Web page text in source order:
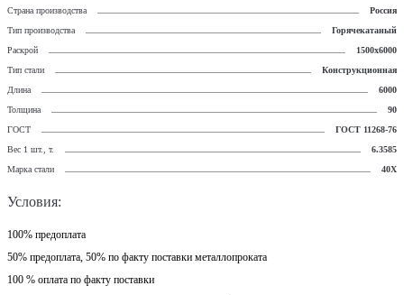
Страна производства
Россия
Тип производства
Горячекатаный
Раскрой
1500х6000
Тип стали
Конструкционная
Длина
6000
Толщина
90
ГОСТ
ГОСТ 11268-76
Вес 1 шт., т.
6.3585
Марка стали
40Х
Условия:
100% предоплата
50% предоплата, 50% по факту поставки металлопроката
100 % оплата по факту поставки